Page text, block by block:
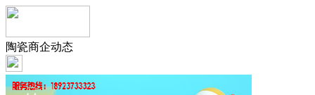
陶瓷商企动态